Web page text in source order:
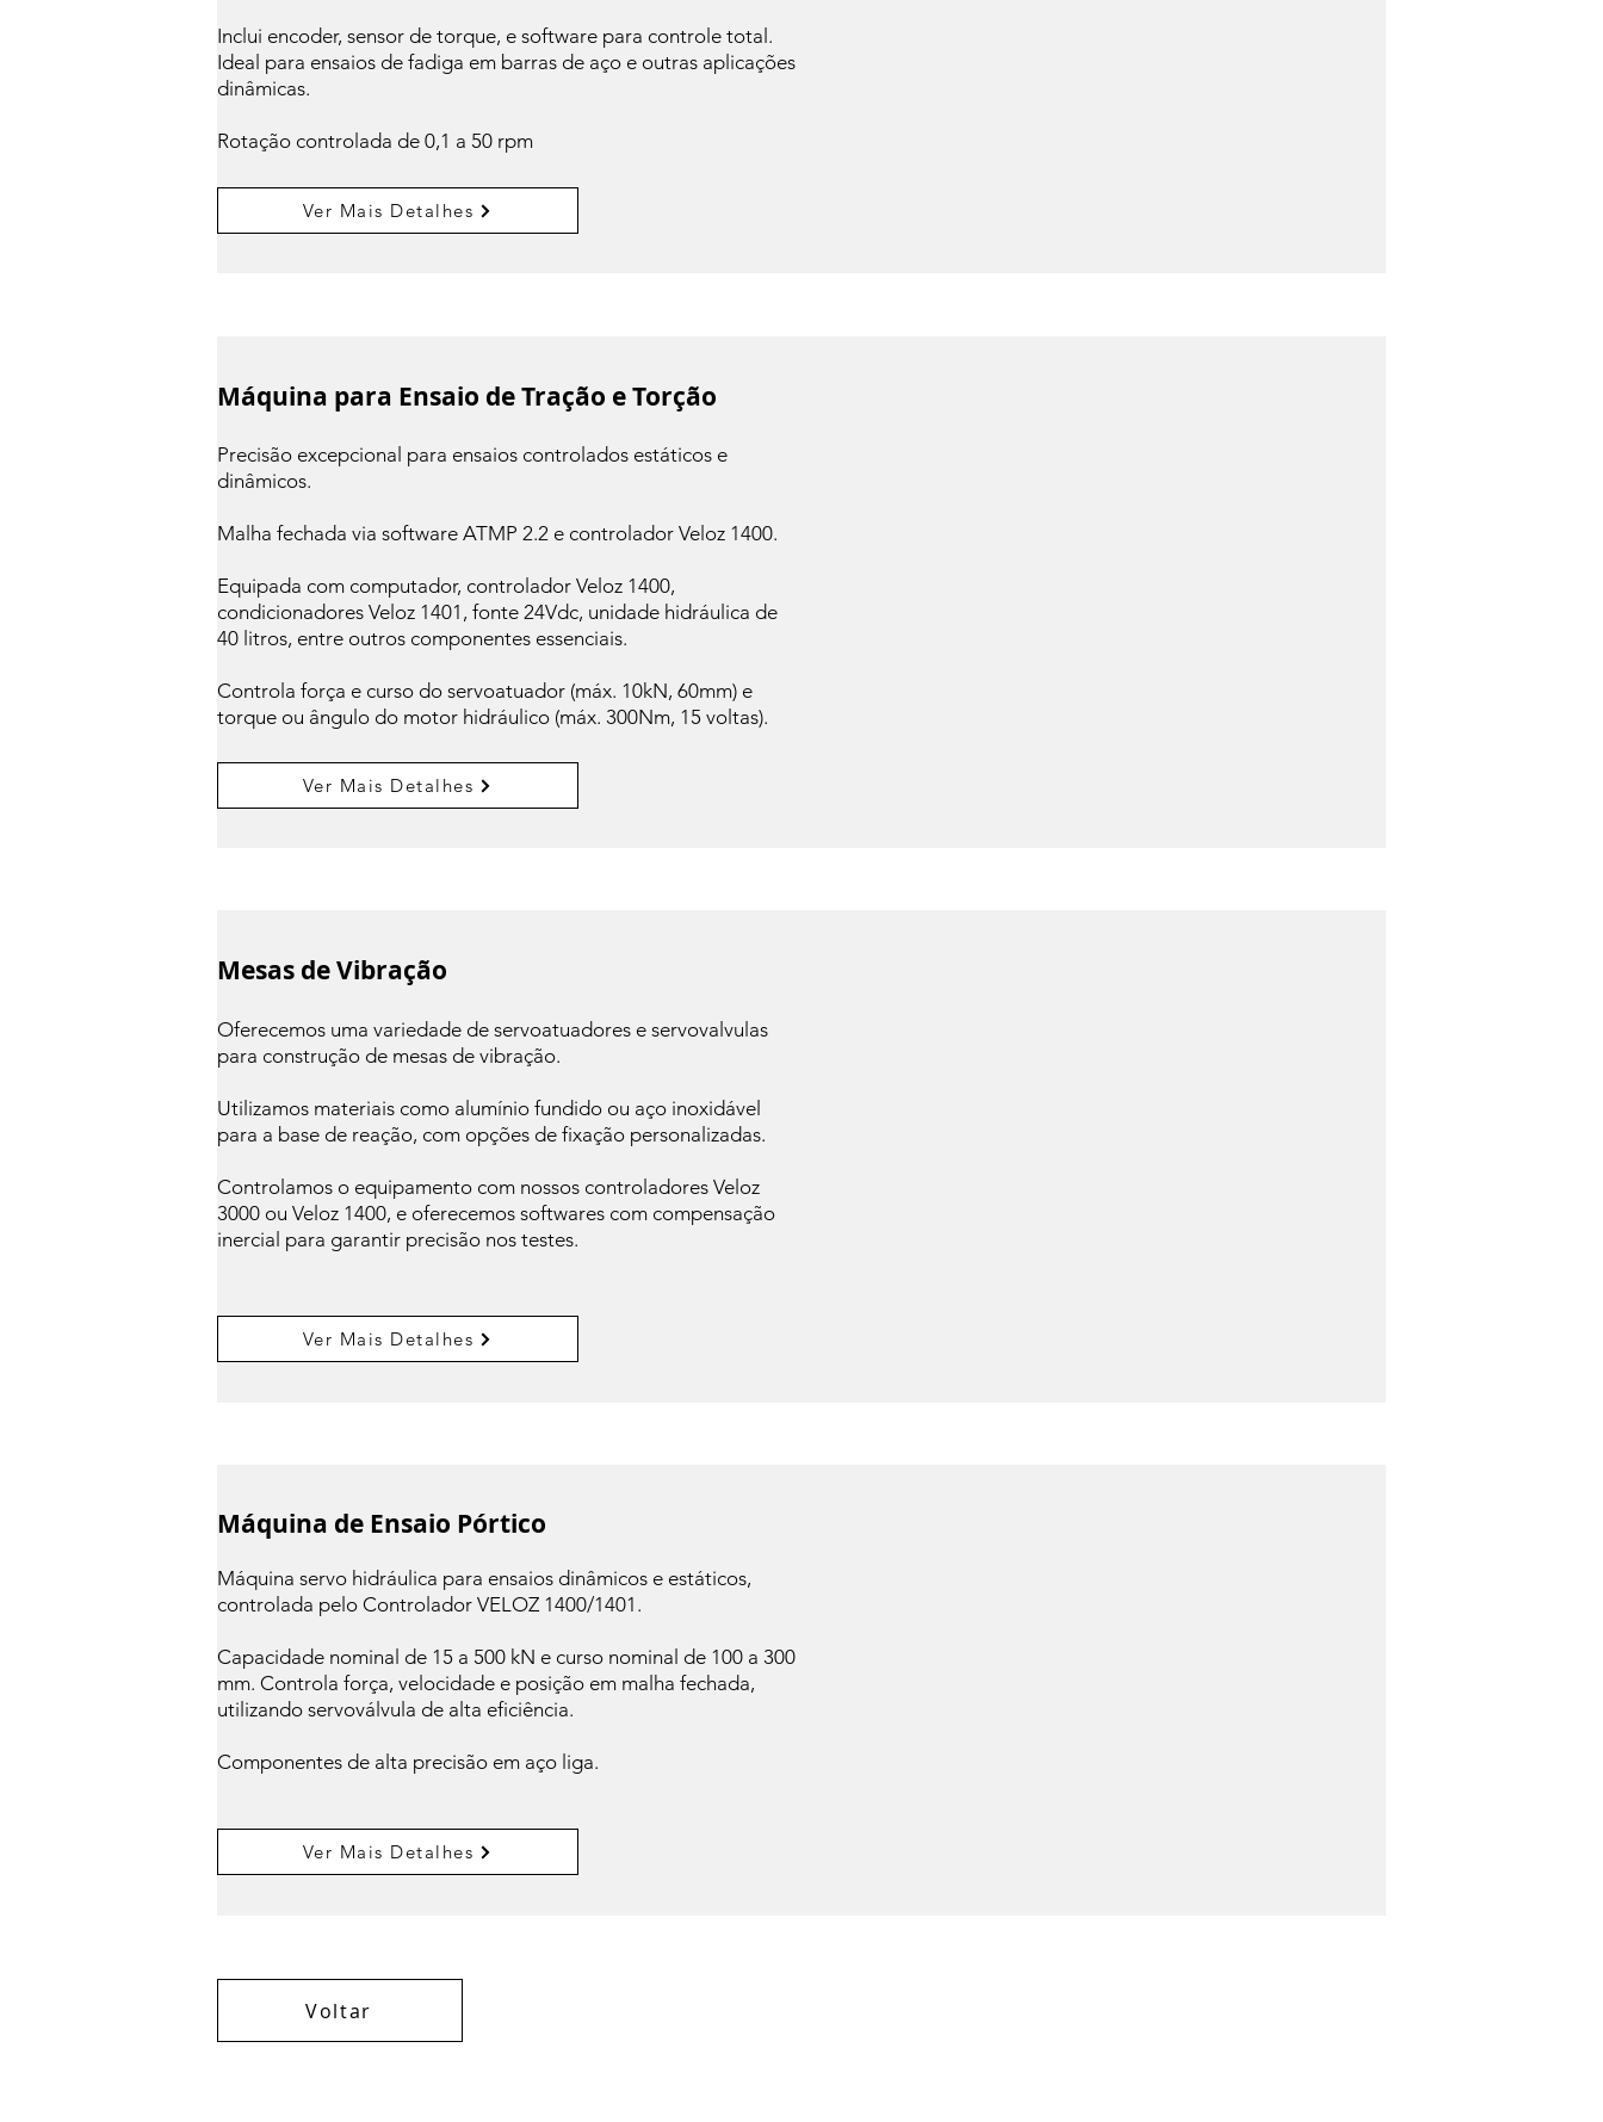
Inclui encoder, sensor de torque, e software para controle total.
Ideal para ensaios de fadiga em barras de aço e outras aplicações
dinâmicas.
Rotação controlada de 0,1 a 50 rpm
Ver Mais Detalhes
Máquina para Ensaio de Tração e Torção
Precisão excepcional para ensaios controlados estáticos e
dinâmicos.
Malha fechada via software ATMP 2.2 e controlador Veloz 1400.
Equipada com computador, controlador Veloz 1400,
condicionadores Veloz 1401, fonte 24Vdc, unidade hidráulica de
40 litros, entre outros componentes essenciais.
Controla força e curso do servoatuador (máx. 10kN, 60mm) e
torque ou ângulo do motor hidráulico (máx. 300Nm, 15 voltas).
Ver Mais Detalhes
Mesas de Vibração
Oferecemos uma variedade de servoatuadores e servovalvulas
para construção de mesas de vibração.
Utilizamos materiais como alumínio fundido ou aço inoxidável
para a base de reação, com opções de fixação personalizadas.
Controlamos o equipamento com nossos controladores Veloz
3000 ou Veloz 1400, e oferecemos softwares com compensação
inercial para garantir precisão nos testes.
Ver Mais Detalhes
Máquina de Ensaio Pórtico
Máquina servo hidráulica para ensaios dinâmicos e estáticos,
controlada pelo Controlador VELOZ 1400/1401.
Capacidade nominal de 15 a 500 kN e curso nominal de 100 a 300
mm. Controla força, velocidade e posição em malha fechada,
utilizando servoválvula de alta eficiência.
Componentes de alta precisão em aço liga.
Ver Mais Detalhes
Voltar